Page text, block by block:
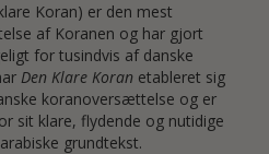
Koran) er den mest
af Koranen og har gjort
for tusindvis af danske
Den Klare Koran etableret sig
koranoversættelse og er
sit klare, flydende og nutidige
grundtekst.